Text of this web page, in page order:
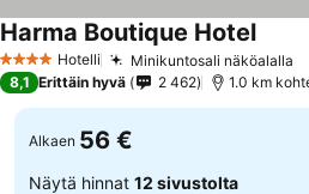
4 Tähtiluokitus
Hotelli Minikuntosali näköalalla
Harma Boutique Hotel
8,1 Erittäin hyvä 2 462 1.0 km
Alkaen 56 €
Näytä hinnat 12 sivustolta